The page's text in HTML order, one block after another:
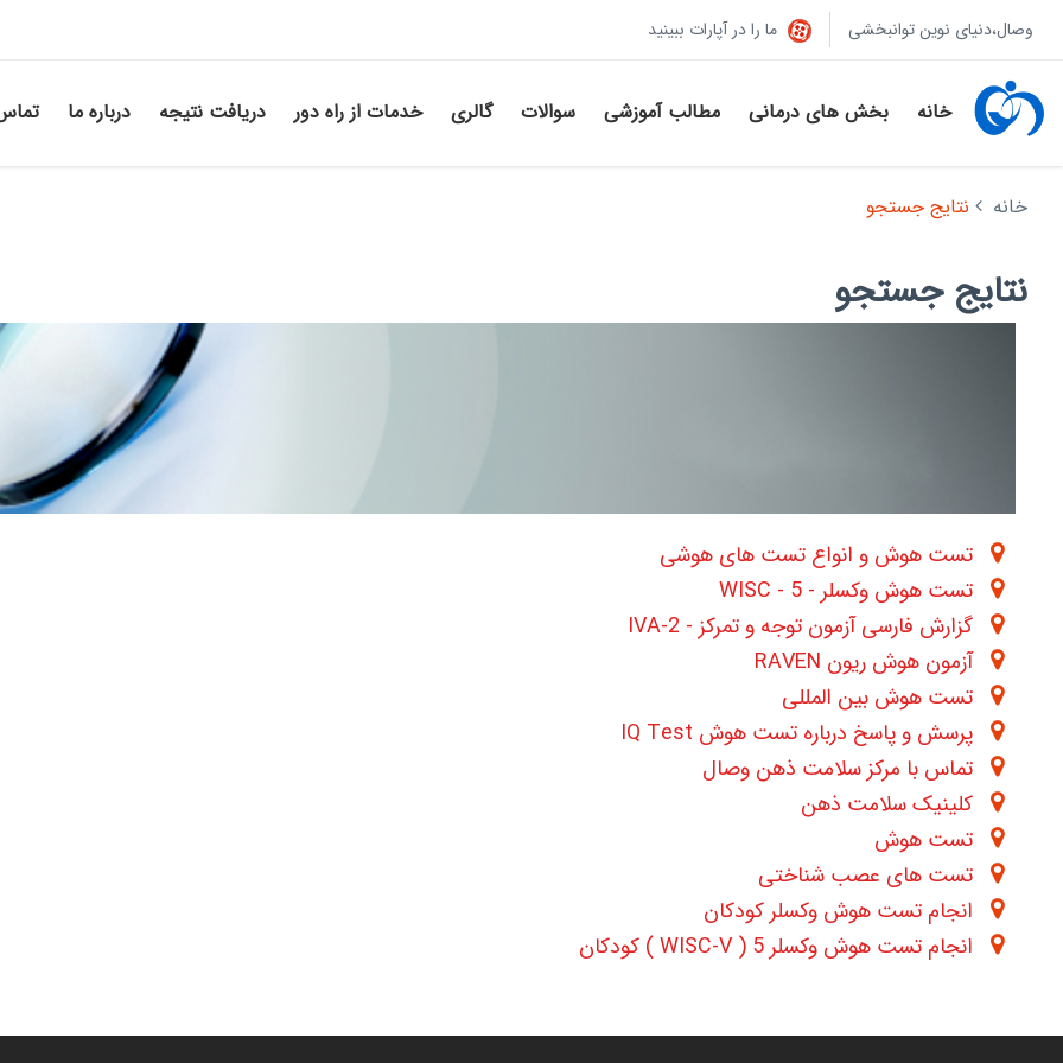
وصال،دنیای نوین توانبخشی ما را در آپارات ببینید
خانه بخش های درمانی مطالب آموزشی سوالات گالری خدمات از راه دور دریافت نتیجه درباره ما
خانه نتایج جستجو
نتایج جستجو
تست هوش و انواع تست های هوشی
تست هوش وکسلر - WISC - 5
گزارش فارسی آزمون توجه و تمرکز - IVA-2
آزمون هوش ریون RAVEN
تست هوش بین المللی
پرسش و پاسخ درباره تست هوش IQ Test
تماس با مرکز سلامت ذهن وصال
کلینیک سلامت ذهن
تست هوش
تست های عصب شناختی
انجام تست هوش وکسلر کودکان
انجام تست هوش وکسلر 5 ( WISC-V ) کودکان